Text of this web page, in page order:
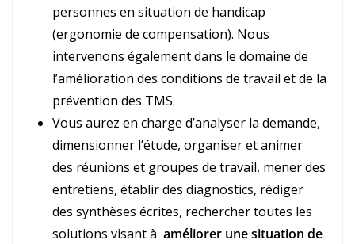
personnes en situation de handicap
(ergonomie de compensation). Nous
intervenons également dans le domaine de
l’amélioration des conditions de travail et de la
prévention des TMS.
Vous aurez en charge d’analyser la demande,
dimensionner l’étude, organiser et animer
des réunions et groupes de travail, mener des
entretiens, établir des diagnostics, rédiger
des synthèses écrites, rechercher toutes les
solutions visant à améliorer une situation de